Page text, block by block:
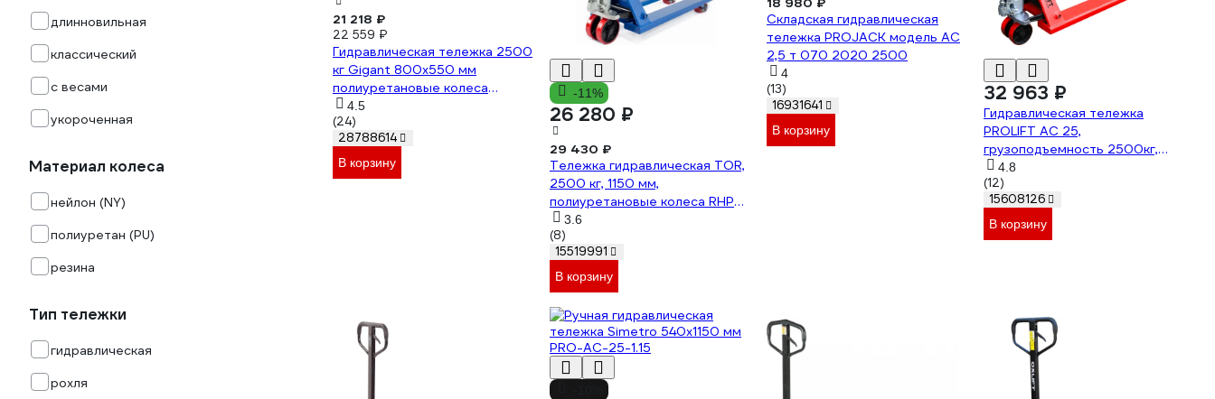
длинновильная
классический
с весами
укороченная
Материал колеса
нейлон (NY)
полиуретан (PU)
резина
Тип тележки
гидравлическая
рохля
21 218 ₽
22 559 ₽
Гидравлическая тележка 2500
кг Gigant 800x550 мм
полиуретановые колеса
JHPT2500-800-PO
4.5
(24)
28788614
В корзину
-11%
26 280 ₽
29 430 ₽
Тележка гидравлическая TOR,
2500 кг, 1150 мм,
полиуретановые колеса RHP
11825
3.6
(8)
15519991
В корзину
Складская гидравлическая
тележка PROJACK модель AC
2,5 т 070 2020 2500
4
(13)
16931641
В корзину
32 963 ₽
Гидравлическая тележка
PROLIFT AC 25,
грузоподъемность 2500кг,
колеса полиуретан, вилы
1500x550мм
4.8
(12)
15608126
В корзину